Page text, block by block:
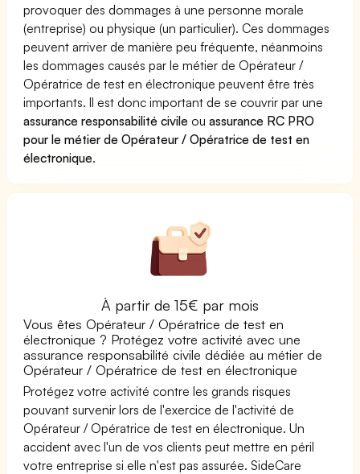
provoquer des dommages à une personne morale
(entreprise) ou physique (un particulier). Ces dommages
peuvent arriver de manière peu fréquente, néanmoins
les dommages causés par le métier de Opérateur /
Opératrice de test en électronique peuvent être très
importants. Il est donc important de se couvrir par une
assurance responsabilité civile ouassurance RC PRO
pour le métier de Opérateur / Opératrice de test en
électronique.
À partir de 15€ par mois
Vous êtes Opérateur / Opératrice de test en
électronique ? Protégez votre activité avec une
assurance responsabilité civile dédiée au métier de
Opérateur / Opératrice de test en électronique
Protégez votre activité contre les grands risques
pouvant survenir lors de l'exercice de l'activité de
Opérateur / Opératrice de test en électronique. Un
accident avec l'un de vos clients peut mettre en péril
votre entreprise si elle n'est pas assurée. SideCare